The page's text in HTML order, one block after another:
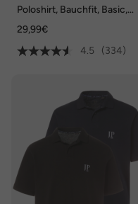
Poloshirt, Bauchfit, Basic,
29,99€
4.5
(334)